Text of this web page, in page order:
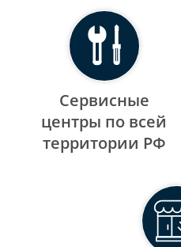
Сервисные
центры по всей
территории РФ